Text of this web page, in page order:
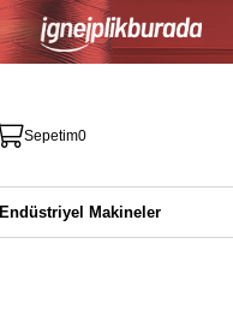
Sepetim0
Endüstriyel Makineler